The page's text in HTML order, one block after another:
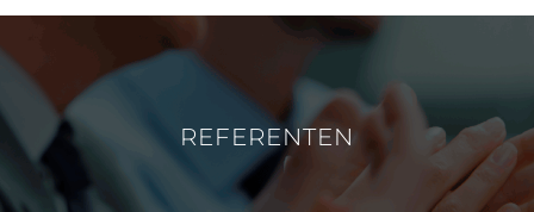
REFERENTEN